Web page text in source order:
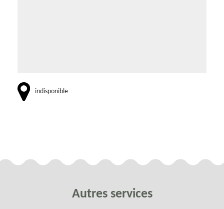
indisponible
Autres services